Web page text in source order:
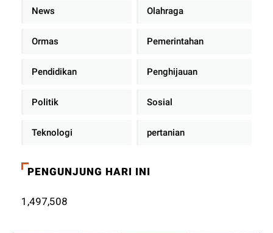
News Olahraga
Ormas Pemerintahan
Pendidikan Penghijauan
Politik Sosial
Teknologi pertanian
PENGUNJUNG HARI INI
1,497,508